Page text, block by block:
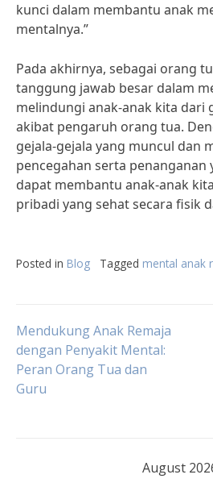
kunci dalam membantu anak
mentalnya.”
Pada akhirnya, sebagai orang
tanggung jawab besar dalam
melindungi anak-anak kita dari
akibat pengaruh orang tua.
gejala-gejala yang muncul dan
pencegahan serta penanganan
dapat membantu anak-anak
pribadi yang sehat secara fisik
Posted in Blog Tagged mental anak
Post
navigation
Mendukung Anak Remaja
dengan Penyakit Mental:
Peran Orang Tua dan
Guru
August